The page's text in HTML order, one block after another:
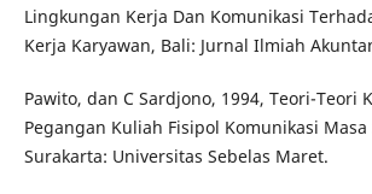
Lingkungan Kerja Dan Komunikasi
Kerja Karyawan, Bali: Jurnal Ilmiah
Pawito, dan C Sardjono, 1994, Teori-Teori
Pegangan Kuliah Fisipol Komunikasi Masa
Surakarta: Universitas Sebelas Maret.